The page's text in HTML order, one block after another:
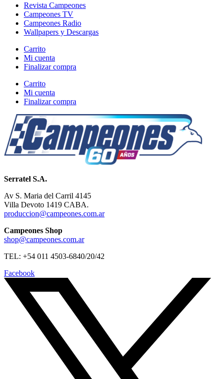
Revista Campeones
Campeones TV
Campeones Radio
Wallpapers y Descargas
Carrito
Mi cuenta
Finalizar compra
Carrito
Mi cuenta
Finalizar compra
Serratel S.A.
Av S. Maria del Carril 4145
Villa Devoto 1419 CABA.
produccion@campeones.com.ar
Campeones Shop
shop@campeones.com.ar
TEL: +54 011 4503-6840/20/42
Facebook